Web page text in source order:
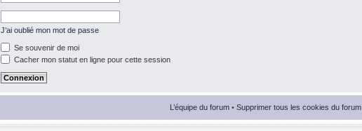
J’ai oublié mon mot de passe
Se souvenir de moi
Cacher mon statut en ligne pour cette session
L’équipe du forum • Supprimer tous les cookies du forum